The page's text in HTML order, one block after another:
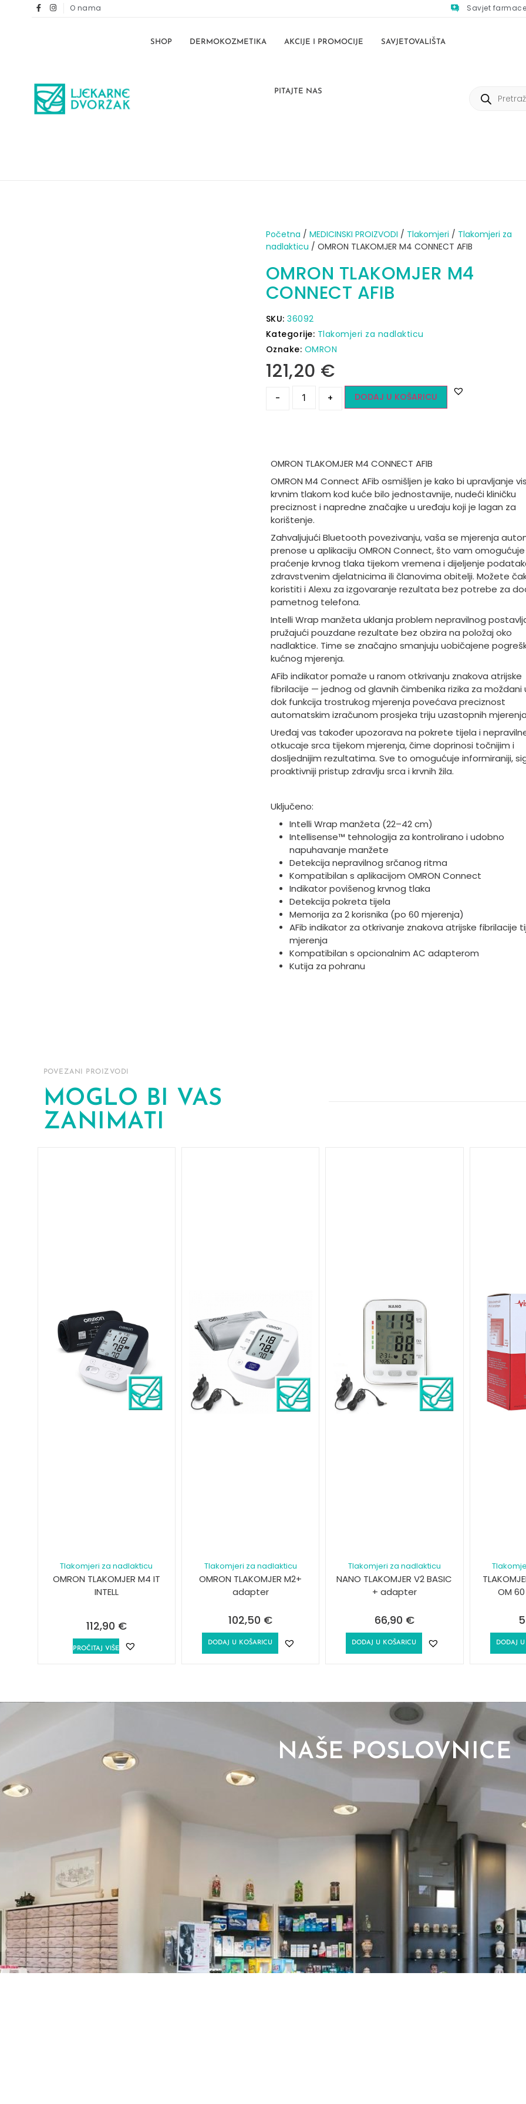
O nama Savjet
SHOP DERMOKOZMETIKA AKCIJE I PROMOCIJE SAVJETOVALIŠTA
PITAJTE NAS
Početna / MEDICINSKI PROIZVODI / Tlakomjeri / Tlakomjeri za
nadlakticu / OMRON TLAKOMJER M4 CONNECT AFIB
OMRON TLAKOMJER M4
CONNECT AFIB
SKU: 36092
Kategorije: Tlakomjeri za nadlakticu
Oznake: OMRON
121,20 €
- + DODAJ U KOŠARICU
OMRON TLAKOMJER M4 CONNECT AFIB
OMRON M4 Connect AFib osmišljen je kako bi upravljanje
krvnim tlakom kod kuće bilo jednostavnije, nudeći kliničku
preciznost i napredne značajke u uređaju koji je lagan za
korištenje.
Zahvaljujući Bluetooth povezivanju, vaša se mjerenja
prenose u aplikaciju OMRON Connect, što vam omogućuje
praćenje krvnog tlaka tijekom vremena i dijeljenje
zdravstvenim djelatnicima ili članovima obitelji. Možete
koristiti i Alexu za izgovaranje rezultata bez potrebe za
pametnog telefona.
Intelli Wrap manžeta uklanja problem nepravilnog
pružajući pouzdane rezultate bez obzira na položaj oko
nadlaktice. Time se značajno smanjuju uobičajene
kućnog mjerenja.
AFib indikator pomaže u ranom otkrivanju znakova atrijske
fibrilacije — jednog od glavnih čimbenika rizika za moždani
dok funkcija trostrukog mjerenja povećava preciznost
automatskim izračunom prosjeka triju uzastopnih
Uređaj vas također upozorava na pokrete tijela i
otkucaje srca tijekom mjerenja, čime doprinosi točnijim i
dosljednijim rezultatima. Sve to omogućuje informiraniji,
proaktivniji pristup zdravlju srca i krvnih žila.
Uključeno:
Intelli Wrap manžeta (22–42 cm)
Intellisense™ tehnologija za kontrolirano i udobno
napuhavanje manžete
Detekcija nepravilnog srčanog ritma
Kompatibilan s aplikacijom OMRON Connect
Indikator povišenog krvnog tlaka
Detekcija pokreta tijela
Memorija za 2 korisnika (po 60 mjerenja)
AFib indikator za otkrivanje znakova atrijske fibrilacije
mjerenja
Kompatibilan s opcionalnim AC adapterom
Kutija za pohranu
POVEZANI PROIZVODI
MOGLO BI VAS
ZANIMATI
Tlakomjeri za nadlakticu
OMRON TLAKOMJER M4 IT
INTELL
112,90 €
PROČITAJ VIŠE
Tlakomjeri za nadlakticu
OMRON TLAKOMJER M2+
adapter
102,50 €
DODAJ U KOŠARICU
Tlakomjeri za nadlakticu
NANO TLAKOMJER V2 BASIC
+ adapter
66,90 €
DODAJ U KOŠARICU
OM 60
DODAJ
NAŠE POSLOVNICE